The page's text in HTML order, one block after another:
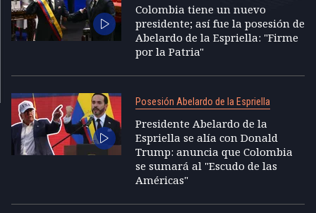
Colombia tiene un nuevo
presidente; así fue la posesión de
Abelardo de la Espriella: "Firme
por la Patria"
Posesión Abelardo de la Espriella
Presidente Abelardo de la
Espriella se alía con Donald
Trump: anuncia que Colombia
se sumará al "Escudo de las
Américas"